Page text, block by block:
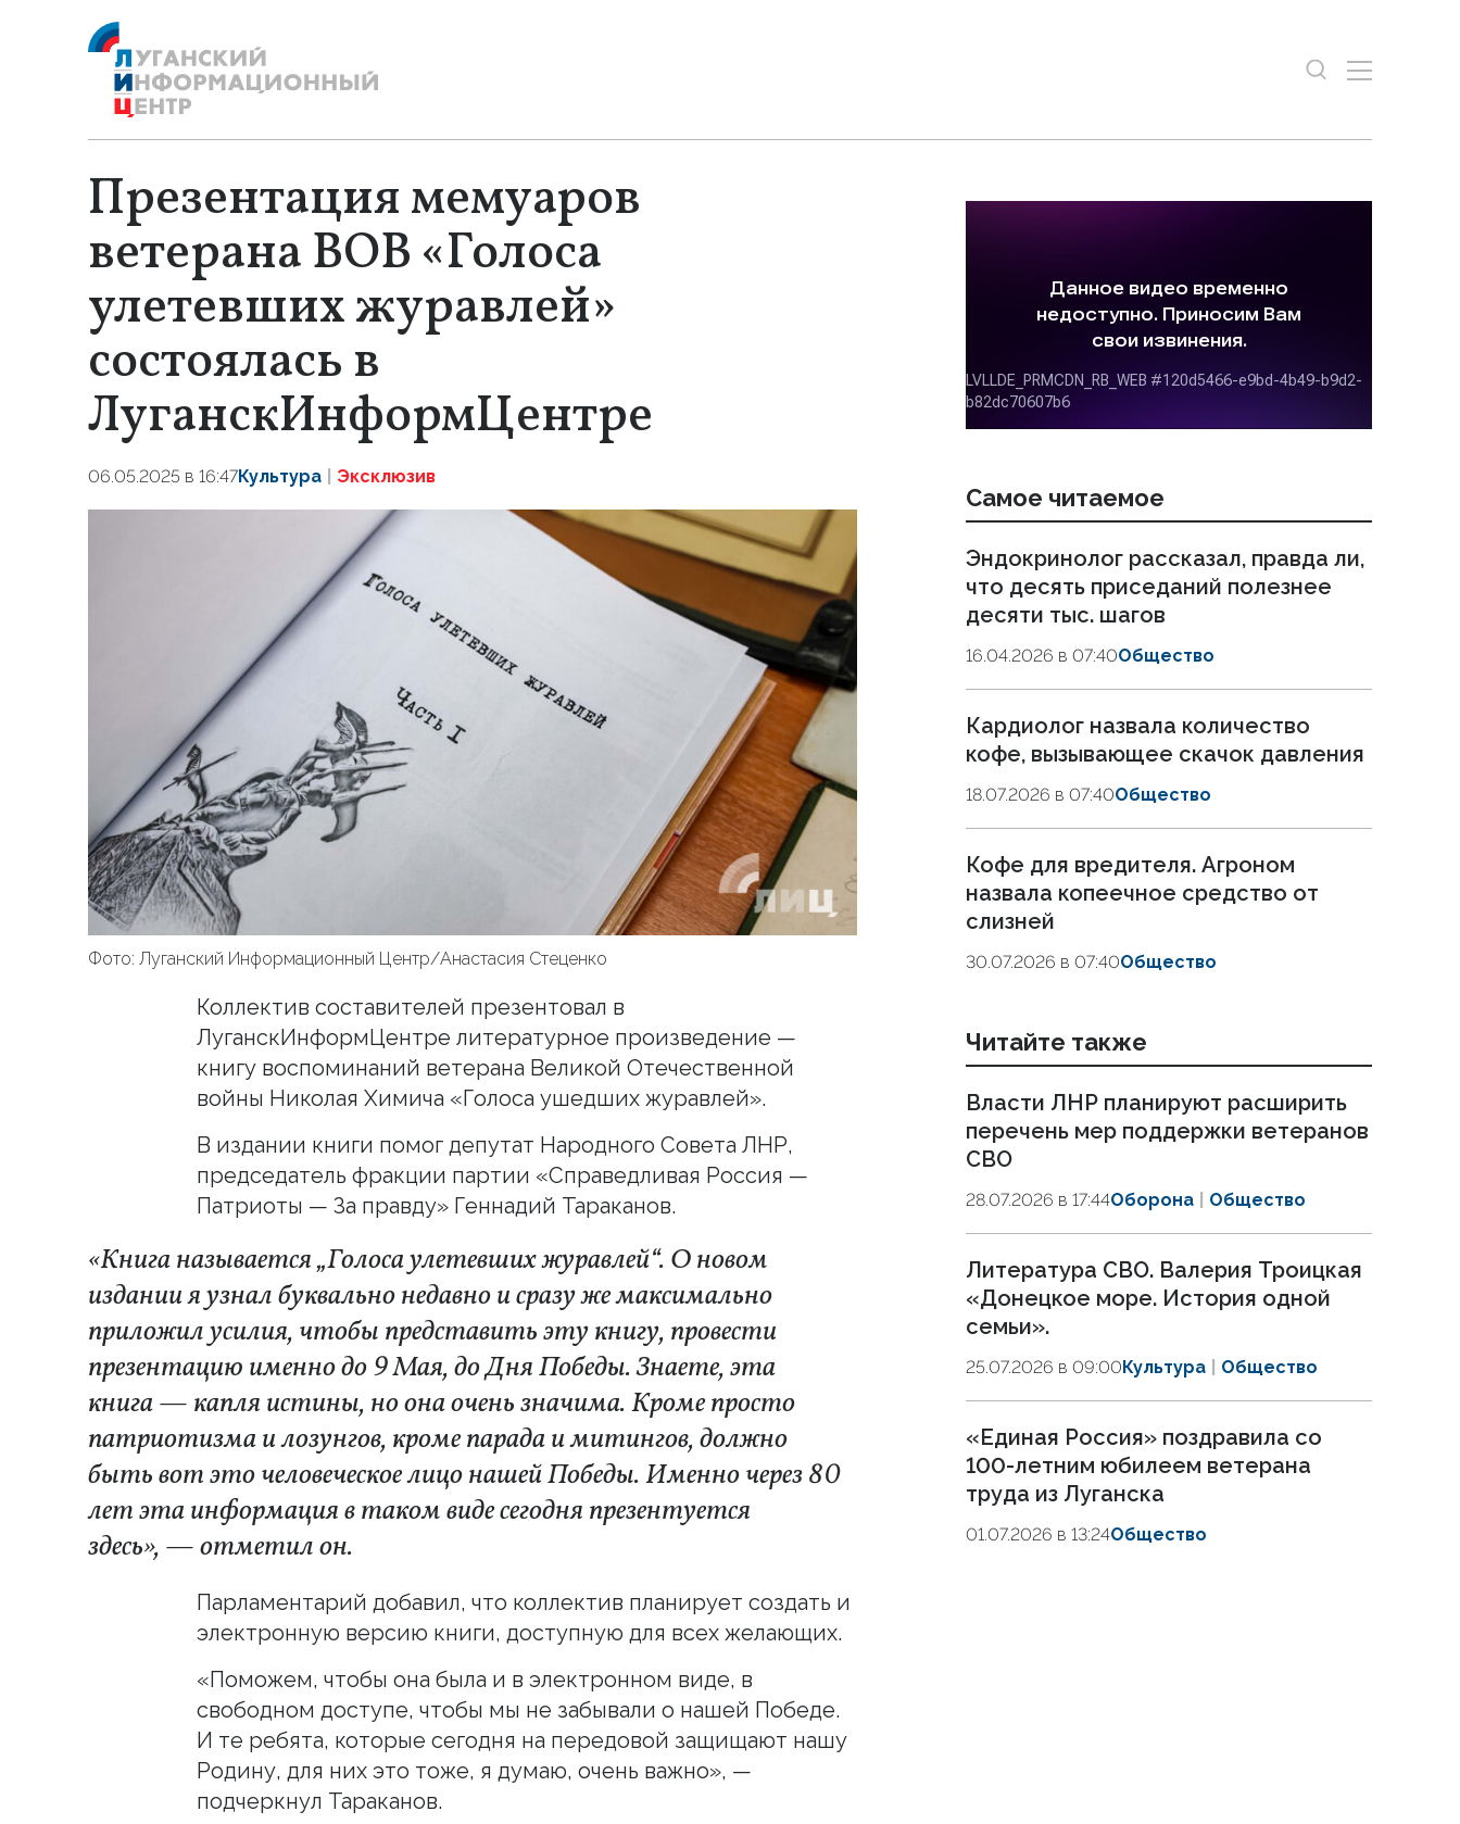
Презентация мемуаров
ветерана ВОВ «Голоса
улетевших журавлей»
состоялась в
ЛуганскИнформЦентре
06.05.2025 в 16:47Культура Эксклюзив
Фото: Луганский Информационный Центр/Анастасия Стеценко
Коллектив составителей презентовал в
ЛуганскИнформЦентре литературное произведение —
книгу воспоминаний ветерана Великой Отечественной
войны Николая Химича «Голоса ушедших журавлей».
В издании книги помог депутат Народного Совета ЛНР,
председатель фракции партии «Справедливая Россия —
Патриоты — За правду» Геннадий Тараканов.
«Книга называется „Голоса улетевших журавлей“. О новом
издании я узнал буквально недавно и сразу же максимально
приложил усилия, чтобы представить эту книгу, провести
презентацию именно до 9 Мая, до Дня Победы. Знаете, эта
книга — капля истины, но она очень значима. Кроме просто
патриотизма и лозунгов, кроме парада и митингов, должно
быть вот это человеческое лицо нашей Победы. Именно через 80
лет эта информация в таком виде сегодня презентуется
здесь», — отметил он.
Парламентарий добавил, что коллектив планирует создать и
электронную версию книги, доступную для всех желающих.
«Поможем, чтобы она была и в электронном виде, в
свободном доступе, чтобы мы не забывали о нашей Победе.
И те ребята, которые сегодня на передовой защищают нашу
Родину, для них это тоже, я думаю, очень важно», —
подчеркнул Тараканов.
Самое читаемое
Эндокринолог рассказал, правда ли,
что десять приседаний полезнее
десяти тыс. шагов
16.04.2026 в 07:40Общество
Кардиолог назвала количество
кофе, вызывающее скачок давления
18.07.2026 в 07:40Общество
Кофе для вредителя. Агроном
назвала копеечное средство от
слизней
30.07.2026 в 07:40Общество
Читайте также
Власти ЛНР планируют расширить
перечень мер поддержки ветеранов
СВО
28.07.2026 в 17:44Оборона Общество
Литература СВО. Валерия Троицкая
«Донецкое море. История одной
семьи».
25.07.2026 в 09:00 Культура Общество
«Единая Россия» поздравила со
100-летним юбилеем ветерана
труда из Луганска
01.07.2026 в 13:24Общество